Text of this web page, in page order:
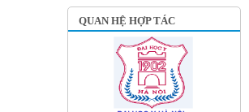
QUAN HỆ HỢP TÁC